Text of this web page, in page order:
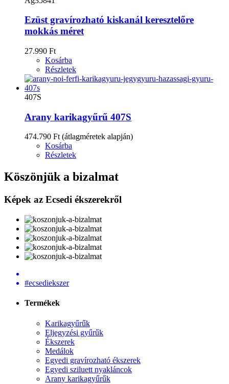
Ezüst gravírozható kiskanál keresztelőre
mokkás méret
27.990 Ft
Kosárba
Részletek
407S
Arany karikagyűrű 407S
474.790 Ft (átlagméretek alapján)
Kosárba
Részletek
Köszönjük a bizalmat
Képek az Ecsedi ékszerekről
#ecsediekszer
Termékek
Karikagyűrűk
Eljegyzési gyűrűk
Ékszerek
Medálok
Egyedi gravírozható ékszerek
Egyedi sziluett nyakláncok
Arany karikagyűrűk